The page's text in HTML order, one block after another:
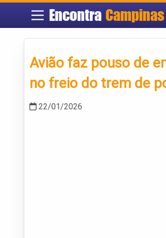
EncontraCampinas
Avião faz pouso de
no freio do trem de
22/01/2026